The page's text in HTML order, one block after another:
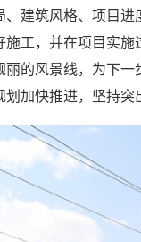
建筑风格、项目
工，并在项目实
的风景线，为下
加快推进，坚持